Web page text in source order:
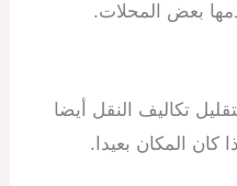
بعض المحلات.
تكاليف النقل أيضا
كان المكان بعيدا.